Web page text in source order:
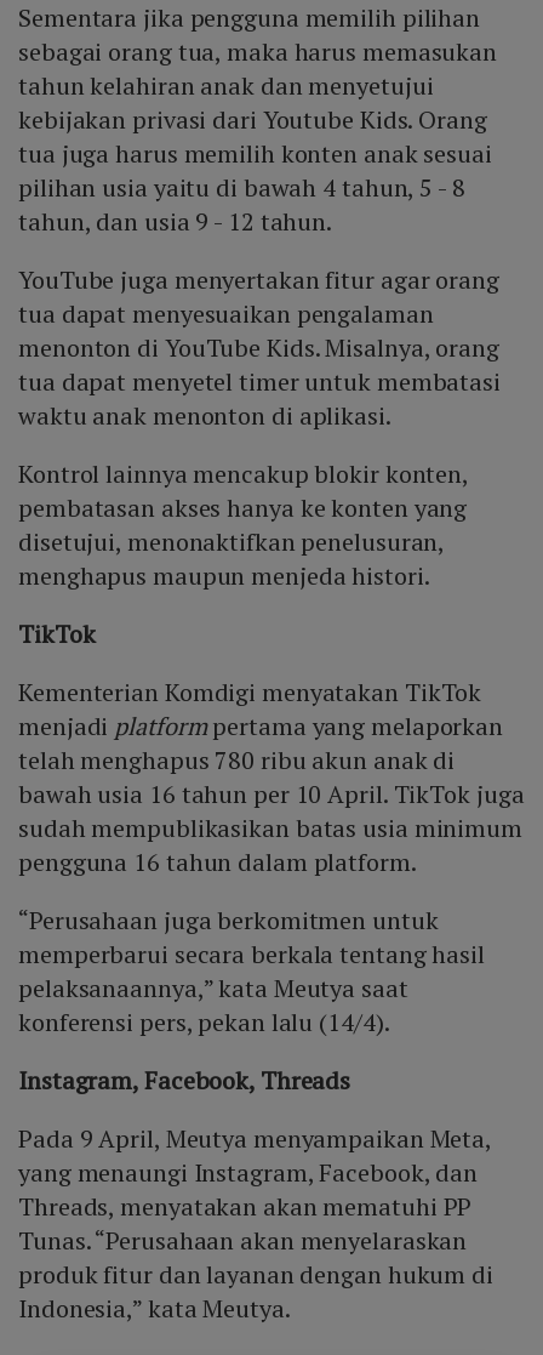
Sementara jika pengguna memilih pilihan
sebagai orang tua, maka harus memasukan
tahun kelahiran anak dan menyetujui
kebijakan privasi dari Youtube Kids. Orang
tua juga harus memilih konten anak sesuai
pilihan usia yaitu di bawah 4 tahun, 5 - 8
tahun, dan usia 9 - 12 tahun.
YouTube juga menyertakan fitur agar orang
tua dapat menyesuaikan pengalaman
menonton di YouTube Kids. Misalnya, orang
tua dapat menyetel timer untuk membatasi
waktu anak menonton di aplikasi.
Kontrol lainnya mencakup blokir konten,
pembatasan akses hanya ke konten yang
disetujui, menonaktifkan penelusuran,
menghapus maupun menjeda histori.
TikTok
Kementerian Komdigi menyatakan TikTok
menjadi platformpertama yang melaporkan
telah menghapus 780 ribu akun anak di
bawah usia 16 tahun per 10 April. TikTok juga
sudah mempublikasikan batas usia minimum
pengguna 16 tahun dalam platform.
“Perusahaan juga berkomitmen untuk
memperbarui secara berkala tentang hasil
pelaksanaannya,” kata Meutya saat
konferensi pers, pekan lalu (14/4).
Instagram, Facebook, Threads
Pada 9 April, Meutya menyampaikan Meta,
yang menaungi Instagram, Facebook, dan
Threads, menyatakan akan mematuhi PP
Tunas. “Perusahaan akan menyelaraskan
produk fitur dan layanan dengan hukum di
Indonesia,” kata Meutya.